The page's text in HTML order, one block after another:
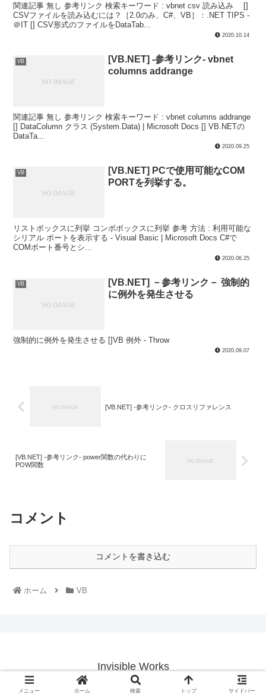
関連記事 無し 参考リンク 検索キーワード : vbnet csv 読み込み []
CSVファイルを読み込むには？［2.0のみ、C#、VB］：.NET TIPS -
＠IT [] CSV形式のファイルをDataTab...
2020.10.14
VB
[VB.NET] -参考リンク- vbnet
columns addrange
関連記事 無し 参考リンク 検索キーワード : vbnet columns addrange
[] DataColumn クラス (System.Data) | Microsoft Docs [] VB.NETの
DataTa...
2020.09.25
VB
[VB.NET] PCで使用可能なCOM
PORTを列挙する。
リストボックスに列挙 コンボボックスに列挙 参考 方法 : 利用可能な
シリアル ポートを表示する - Visual Basic | Microsoft Docs C#で
COMポート番号とシ...
2020.06.25
VB
[VB.NET] －参考リンク－ 強制的
に例外を発生させる
強制的に例外を発生させる []VB 例外 - Throw
2020.09.07
[VB.NET] -参考リンク- クロスリファレンス
[VB.NET] -参考リンク- power関数の代わりに
POW関数
コメント
コメントを書き込む
ホーム VB
Invisible Works
© 2021 Invisible Works.
メニュー ホーム 検索 トップ サイドバー